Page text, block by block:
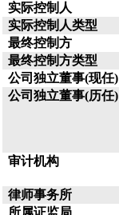
实际控制人
实际控制人类型
最终控制方
最终控制方类型
公司独立董事(现任)
公司独立董事(历任)
审计机构
律师事务所
所属证监局